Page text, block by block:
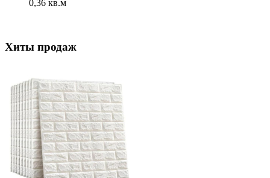
0,36 кв.м
Хиты продаж